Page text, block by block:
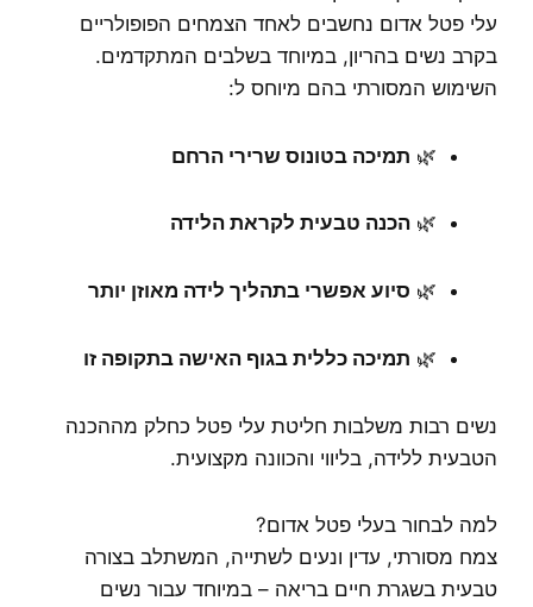
עלי פטל אדום נחשבים לאחד הצמחים הפופולריים
בקרב נשים בהריון, במיוחד בשלבים המתקדמים.
השימוש המסורתי בהם מיוחס ל:
🌿 תמיכה בטונוס שרירי הרחם
🌿 הכנה טבעית לקראת הלידה
🌿 סיוע אפשרי בתהליך לידה מאוזן יותר
🌿 תמיכה כללית בגוף האישה בתקופה זו
נשים רבות משלבות חליטת עלי פטל כחלק מההכנה
הטבעית ללידה, בליווי והכוונה מקצועית.
למה לבחור בעלי פטל אדום?
צמח מסורתי, עדין ונעים לשתייה, המשתלב בצורה
טבעית בשגרת חיים בריאה – במיוחד עבור נשים